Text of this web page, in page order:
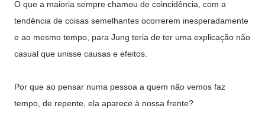
O que a maioria sempre chamou de coincidência, com a
tendência de coisas semelhantes ocorrerem inesperadamente
e ao mesmo tempo, para Jung teria de ter uma explicação não
casual que unisse causas e efeitos.
Por que ao pensar numa pessoa a quem não vemos faz
tempo, de repente, ela aparece à nossa frente?